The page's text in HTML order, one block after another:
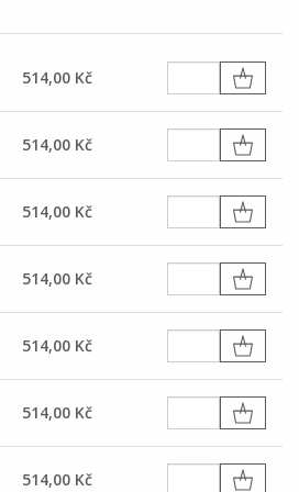
514,00 Kč
514,00 Kč
514,00 Kč
514,00 Kč
514,00 Kč
514,00 Kč
514,00 Kč